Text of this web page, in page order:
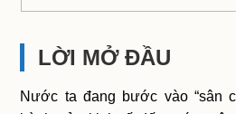
LỜI MỞ ĐẦU
Nước ta đang bước vào “sân